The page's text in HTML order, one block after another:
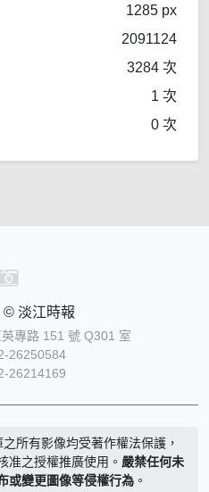
1285 px
2091124
3284 次
1 次
0 次
© 淡江時報
專路 151 號 Q301 室
26250584
26214169
所有影像均受著作權法保護，
准之授權推廣使用。 嚴禁任何未
或變更圖像等侵權行為 。